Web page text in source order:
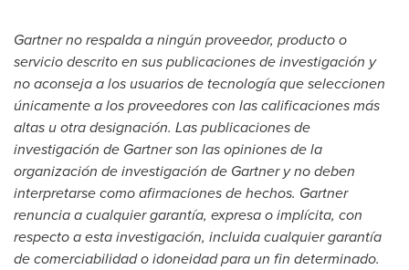
Gartner no respalda a ningún proveedor, producto o
servicio descrito en sus publicaciones de investigación y
no aconseja a los usuarios de tecnología que seleccionen
únicamente a los proveedores con las calificaciones más
altas u otra designación. Las publicaciones de
investigación de Gartner son las opiniones de la
organización de investigación de Gartner y no deben
interpretarse como afirmaciones de hechos. Gartner
renuncia a cualquier garantía, expresa o implícita, con
respecto a esta investigación, incluida cualquier garantía
de comerciabilidad o idoneidad para un fin determinado.